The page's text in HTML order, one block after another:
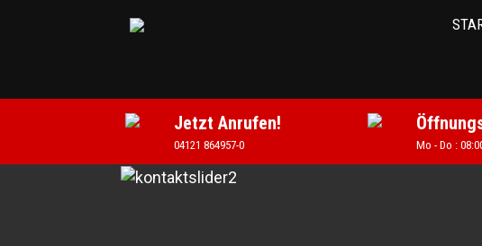
Start
E-
Netzwerktechnik & Telekommunikation
Notdienst
Sicherheitstechnik
Smarthome Telekommunikation
Über
Unsere Zertifikate
Zertifikat Booklet
Zertifikat Carousel
Zertifikat Slide
Zertifikate Zertifikate 4.0
Jetzt Anrufen!
04121 864957-0 Mo - Do :